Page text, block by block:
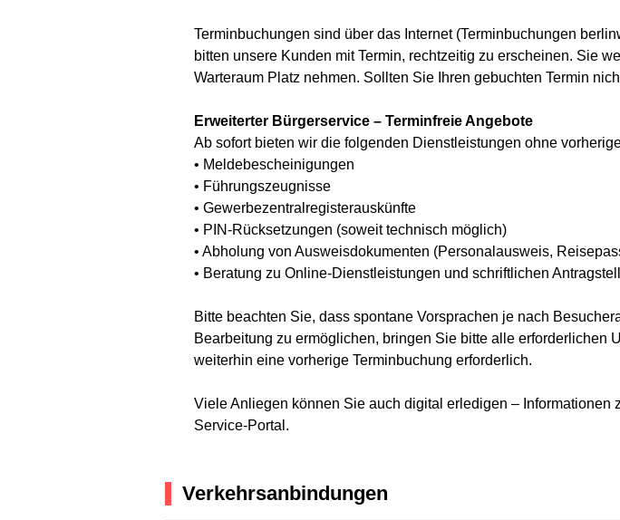
Terminbuchungen sind über das Internet (Terminbuchungen
bitten unsere Kunden mit Termin, rechtzeitig zu erscheinen. Sie
Warteraum Platz nehmen. Sollten Sie Ihren gebuchten Termin
Erweiterter Bürgerservice – Terminfreie Angebote
Ab sofort bieten wir die folgenden Dienstleistungen ohne
• Meldebescheinigungen
• Führungszeugnisse
• Gewerbezentralregisterauskünfte
• PIN-Rücksetzungen (soweit technisch möglich)
• Abholung von Ausweisdokumenten (Personalausweis,
• Beratung zu Online-Dienstleistungen und schriftlichen
Bitte beachten Sie, dass spontane Vorsprachen je nach
Bearbeitung zu ermöglichen, bringen Sie bitte alle
weiterhin eine vorherige Terminbuchung erforderlich.
Viele Anliegen können Sie auch digital erledigen –
Service-Portal.
Verkehrsanbindungen